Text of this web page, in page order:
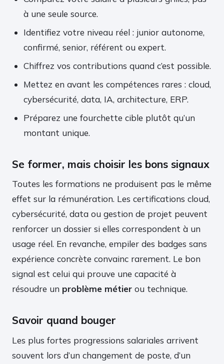
à une seule source.
Identifiez votre niveau réel : junior autonome,
confirmé, senior, référent ou expert.
Chiffrez vos contributions quand c’est possible.
Mettez en avant les compétences rares : cloud,
cybersécurité, data, IA, architecture, ERP.
Préparez une fourchette cible plutôt qu’un
montant unique.
Se former, mais choisir les bons signaux
Toutes les formations ne produisent pas le même
effet sur la rémunération. Les certifications cloud,
cybersécurité, data ou gestion de projet peuvent
renforcer un dossier si elles correspondent à un
usage réel. En revanche, empiler des badges sans
expérience concrète convainc rarement. Le bon
signal est celui qui prouve une capacité à
résoudre un problème métier ou technique.
Savoir quand bouger
Les plus fortes progressions salariales arrivent
souvent lors d’un changement de poste, d’un